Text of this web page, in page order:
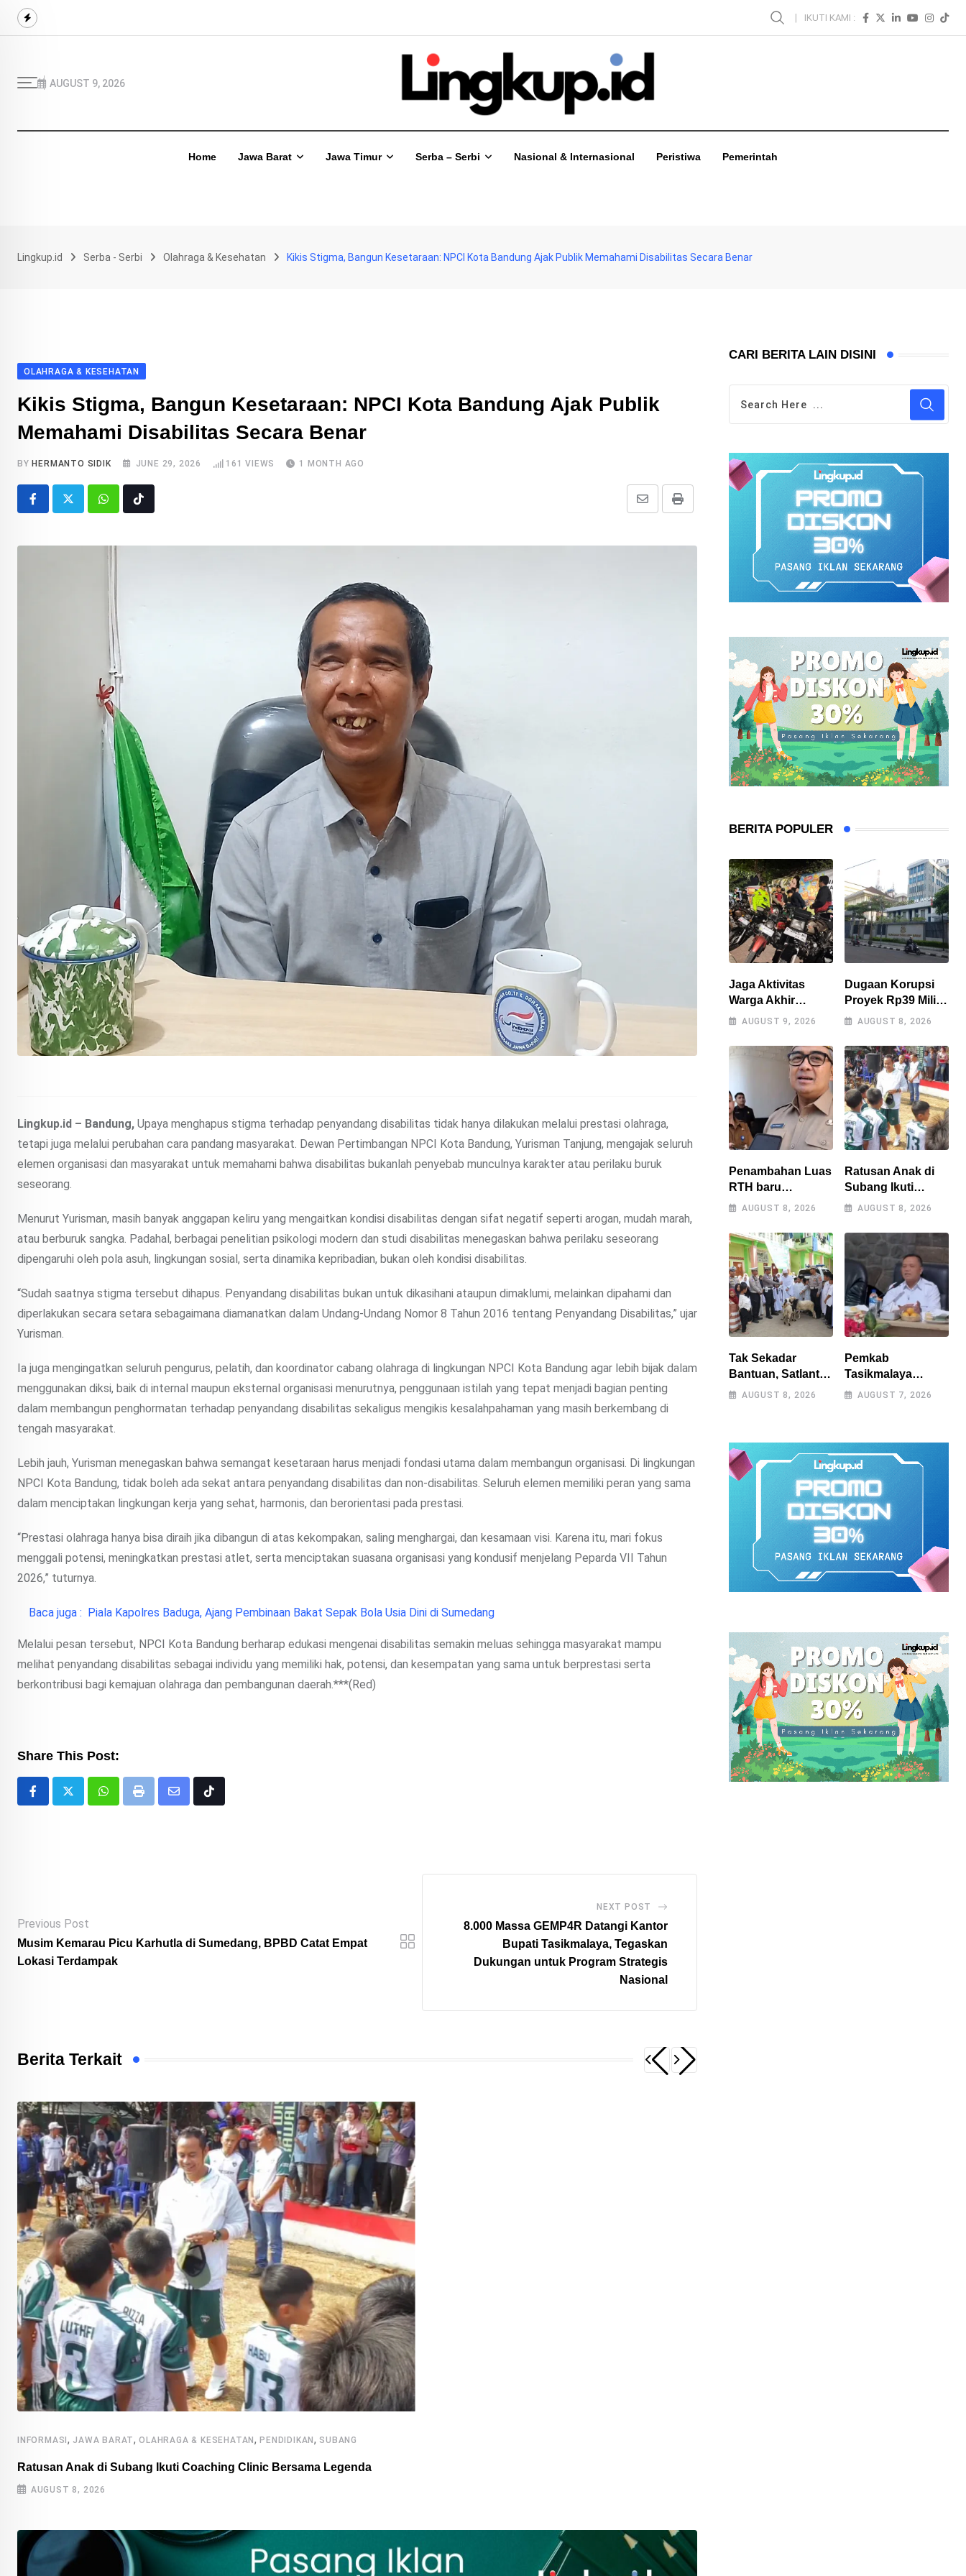
Skip
IKUTI KAMI :
AUGUST 9, 2026
Home Jawa Barat Jawa Timur Serba – Serbi Nasional & Internasional Peristiwa Pemerintah
Lingkup.id Serba - Serbi Olahraga & Kesehatan Kikis Stigma, Bangun Kesetaraan: NPCI Kota Bandung Ajak Publik Memahami Disabilitas Secara Benar
OLAHRAGA & KESEHATAN
Kikis Stigma, Bangun Kesetaraan: NPCI Kota Bandung Ajak Publik
Memahami Disabilitas Secara Benar
BY HERMANTO SIDIK JUNE 29, 2026 161 VIEWS 1 MONTH AGO
Whatsapp Print
Share
Email
Tiktok
Lingkup.id – Bandung, Upaya menghapus stigma terhadap penyandang disabilitas tidak hanya dilakukan melalui prestasi olahraga,
tetapi juga melalui perubahan cara pandang masyarakat. Dewan Pertimbangan NPCI Kota Bandung, Yurisman Tanjung, mengajak seluruh
elemen organisasi dan masyarakat untuk memahami bahwa disabilitas bukanlah penyebab munculnya karakter atau perilaku buruk
seseorang.
Menurut Yurisman, masih banyak anggapan keliru yang mengaitkan kondisi disabilitas dengan sifat negatif seperti arogan, mudah marah,
atau berburuk sangka. Padahal, berbagai penelitian psikologi modern dan studi disabilitas menegaskan bahwa perilaku seseorang
dipengaruhi oleh pola asuh, lingkungan sosial, serta dinamika kepribadian, bukan oleh kondisi disabilitas.
“Sudah saatnya stigma tersebut dihapus. Penyandang disabilitas bukan untuk dikasihani ataupun dimaklumi, melainkan dipahami dan
diperlakukan secara setara sebagaimana diamanatkan dalam Undang-Undang Nomor 8 Tahun 2016 tentang Penyandang Disabilitas,” ujar
Yurisman.
Ia juga mengingatkan seluruh pengurus, pelatih, dan koordinator cabang olahraga di lingkungan NPCI Kota Bandung agar lebih bijak dalam
menggunakan diksi, baik di internal maupun eksternal organisasi menurutnya, penggunaan istilah yang tepat menjadi bagian penting
dalam membangun penghormatan terhadap penyandang disabilitas sekaligus mengikis kesalahpahaman yang masih berkembang di
tengah masyarakat.
Lebih jauh, Yurisman menegaskan bahwa semangat kesetaraan harus menjadi fondasi utama dalam membangun organisasi. Di lingkungan
NPCI Kota Bandung, tidak boleh ada sekat antara penyandang disabilitas dan non-disabilitas. Seluruh elemen memiliki peran yang sama
dalam menciptakan lingkungan kerja yang sehat, harmonis, dan berorientasi pada prestasi.
“Prestasi olahraga hanya bisa diraih jika dibangun di atas kekompakan, saling menghargai, dan kesamaan visi. Karena itu, mari fokus
menggali potensi, meningkatkan prestasi atlet, serta menciptakan suasana organisasi yang kondusif menjelang Peparda VII Tahun
2026,” tuturnya.
Baca juga : Piala Kapolres Baduga, Ajang Pembinaan Bakat Sepak Bola Usia Dini di Sumedang
Melalui pesan tersebut, NPCI Kota Bandung berharap edukasi mengenai disabilitas semakin meluas sehingga masyarakat mampu
melihat penyandang disabilitas sebagai individu yang memiliki hak, potensi, dan kesempatan yang sama untuk berprestasi serta
berkontribusi bagi kemajuan olahraga dan pembangunan daerah.***(Red)
Share This Post:
WhatsappPrint
Share
Tiktok
Previous Post
Musim Kemarau Picu Karhutla di Sumedang, BPBD Catat Empat
Lokasi Terdampak
NEXT POST
8.000 Massa GEMP4R Datangi Kantor
Bupati Tasikmalaya, Tegaskan
Dukungan untuk Program Strategis
Nasional
Berita Terkait
INFORMASI, JAWA BARAT,OLAHRAGA & KESEHATAN,PENDIDIKAN, SUBANG
Ratusan Anak di Subang Ikuti Coaching Clinic Bersama Legenda
AUGUST 8, 2026
CARI BERITA LAIN DISINI
BERITA POPULER
Jaga Aktivitas
Warga Akhir
Pekan, Polres
Gencarkan Patroli
AUGUST 9, 2026
Dugaan Korupsi
Proyek Rp39 Miliar
Perumdam Tirta
Disorot, AMPERA
Minta Kejati Jabar
Supervisi
AUGUST 8, 2026
Penambahan Luas
RTH baru
dianggarkan di
Walikota tidak
melanggar
RPJMD?
AUGUST 8, 2026
Ratusan Anak di
Subang Ikuti
Coaching Clinic
Persib Tantan dan
Atep
AUGUST 8, 2026
Tak Sekadar
Bantuan, Satlantas
Polres
Pangan di
Puspahiang
AUGUST 8, 2026
Pemkab
Tasikmalaya
Percepat
Kecamatan Jadi
Prioritas
AUGUST 7, 2026